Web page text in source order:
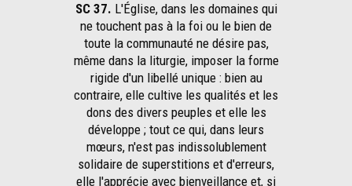
SC 37. L'Église, dans les domaines qui
ne touchent pas à la foi ou le bien de
toute la communauté ne désire pas,
même dans la liturgie, imposer la forme
rigide d'un libellé unique : bien au
contraire, elle cultive les qualités et les
dons des divers peuples et elle les
développe ; tout ce qui, dans leurs
mœurs, n'est pas indissolublement
solidaire de superstitions et d'erreurs,
elle l'apprécie avec bienveillance et, si